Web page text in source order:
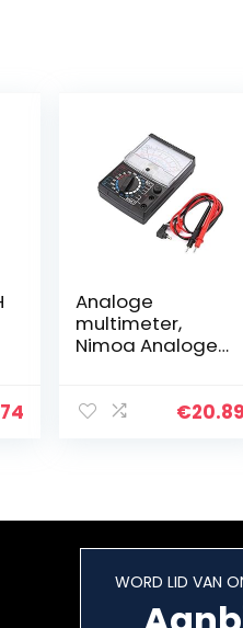
Analoge
multimeter,
Nimoa Analoge
Multitester AC
€20.89
WORD LID VAN